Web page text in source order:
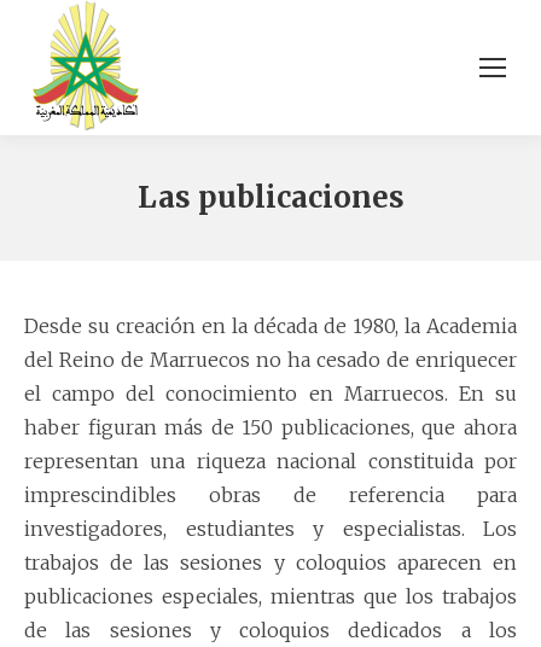
Las publicaciones
Desde su creación en la década de 1980, la Academia
del Reino de Marruecos no ha cesado de enriquecer
el campo del conocimiento en Marruecos. En su
haber figuran más de 150 publicaciones, que ahora
representan una riqueza nacional constituida por
imprescindibles obras de referencia para
investigadores, estudiantes y especialistas. Los
trabajos de las sesiones y coloquios aparecen en
publicaciones especiales, mientras que los trabajos
de las sesiones y coloquios dedicados a los